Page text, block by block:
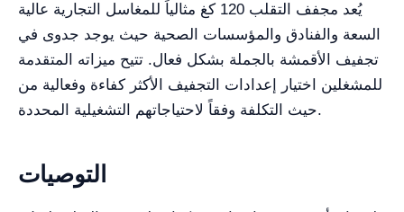
يُعد مجفف التقلب 120 كغ مثالياً للمغاسل التجارية عالية
السعة والفنادق والمؤسسات الصحية حيث يوجد جدوى في
تجفيف الأقمشة بالجملة بشكل فعال. تتيح ميزاته المتقدمة
للمشغلين اختيار إعدادات التجفيف الأكثر كفاءة وفعالية من
حيث التكلفة وفقاً لاحتياجاتهم التشغيلية المحددة.
التوصيات